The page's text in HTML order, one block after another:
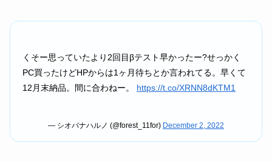
くそー思っていたより2回目βテスト早かったー?せっかく
PC買ったけどHPからは1ヶ月待ちとか言われてる。早くて
12月末納品。間に合わねー。 https://t.co/XRNN8dKTM1
— シオバナハルノ (@forest_11for) December 2, 2022